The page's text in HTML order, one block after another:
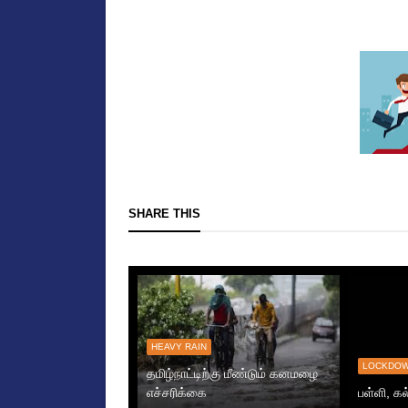
SHARE THIS
HEAVY RAIN
தமிழ்நாட்டிற்கு மீண்டும் கனமழை
எச்சரிக்கை
பள்ளி,